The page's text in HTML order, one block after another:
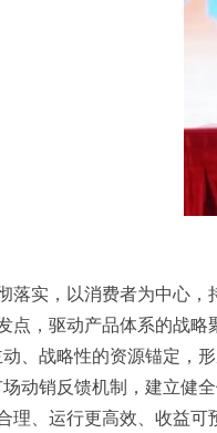
落实，以消费者为中心，
点，驱动产品体系的战
、战略性的资源锚定，
动销反馈机制，建立健
理、运行更高效、收益